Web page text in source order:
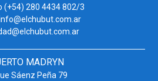
(+54) 280 4434 802/3
MADRYN
Sáenz Peña 79